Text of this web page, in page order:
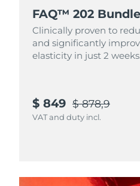
FAQ™ 202 Bundle
Clinically proven to
and significantly
elasticity in just 2
$ 849 $ 878,9
VAT and duty incl.